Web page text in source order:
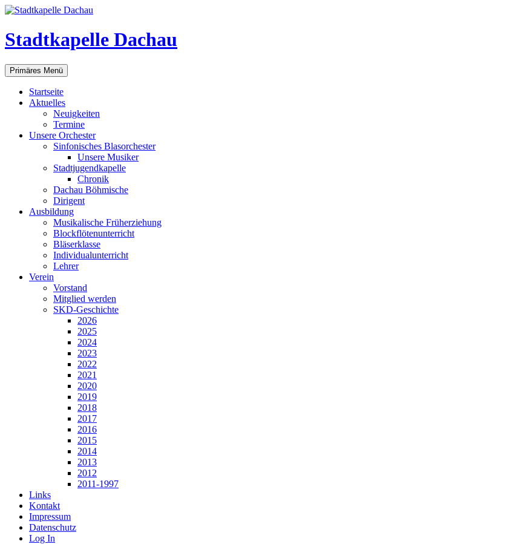
Zum
springen
Stadtkapelle Dachau
Suchen
Primäres Menü
Startseite
Aktuelles
Neuigkeiten
Termine
Unsere Orchester
Sinfonisches Blasorchester
Unsere Musiker
Stadtjugendkapelle
Chronik
Dachau Böhmische
Dirigent
Ausbildung
Musikalische Früherziehung
Blockflötenunterricht
Bläserklasse
Individual­unterricht
Lehrer
Verein
Vorstand
Mitglied werden
SKD-Geschichte
2026
2025
2024
2023
2022
2021
2020
2019
2018
2017
2016
2015
2014
2013
2012
2011-1997
Links
Kontakt
Impressum
Datenschutz
Log In